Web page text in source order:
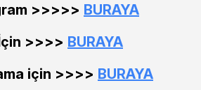
>>>>> BURAYA
>>>> BURAYA
için >>>> BURAYA